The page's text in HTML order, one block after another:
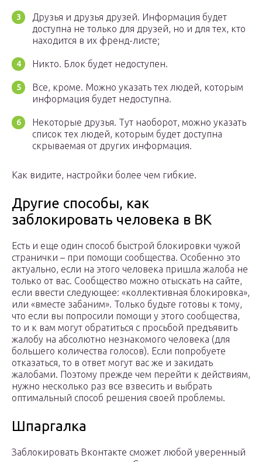
Друзья и друзья друзей. Информация будет
доступна не только для друзей, но и для тех, кто
находится в их френд-листе;
Никто. Блок будет недоступен.
Все, кроме. Можно указать тех людей, которым
информация будет недоступна.
Некоторые друзья. Тут наоборот, можно указать
список тех людей, которым будет доступна
скрываемая от других информация.
Как видите, настройки более чем гибкие.
Другие способы, как
заблокировать человека в ВК
Есть и еще один способ быстрой блокировки чужой
странички – при помощи сообщества. Особенно это
актуально, если на этого человека пришла жалоба не
только от вас. Сообщество можно отыскать на сайте,
если ввести следующее: «коллективная блокировка»,
или «вместе забаним». Только будьте готовы к тому,
что если вы попросили помощи у этого сообщества,
то и к вам могут обратиться с просьбой предъявить
жалобу на абсолютно незнакомого человека (для
большего количества голосов). Если попробуете
отказаться, то в ответ могут вас же и закидать
жалобами. Поэтому прежде чем перейти к действиям,
нужно несколько раз все взвесить и выбрать
оптимальный способ решения своей проблемы.
Шпаргалка
Заблокировать Вконтакте сможет любой уверенный